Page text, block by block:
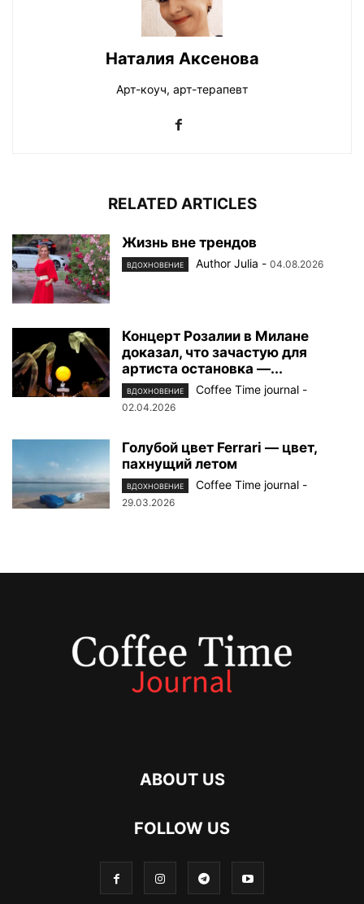
Наталия Аксенова
Арт-коуч, арт-терапевт
RELATED ARTICLES
Жизнь вне трендов
ВДОХНОВЕНИЕ Author Julia - 04.08.2026
Концерт Розалии в Милане
доказал, что зачастую для
артиста остановка —...
ВДОХНОВЕНИЕ Coffee Time journal -
02.04.2026
Голубой цвет Ferrari — цвет,
пахнущий летом
ВДОХНОВЕНИЕ Coffee Time journal -
29.03.2026
ABOUT US
FOLLOW US